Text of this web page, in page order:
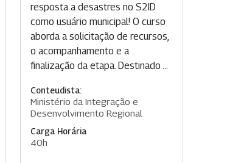
resposta a desastres no S2ID
como usuário municipal! O curso
aborda a solicitação de recursos,
o acompanhamento e a
finalização da etapa. Destinado ...
Conteudista:
Ministério da Integração e
Desenvolvimento Regional
Carga Horária
40h